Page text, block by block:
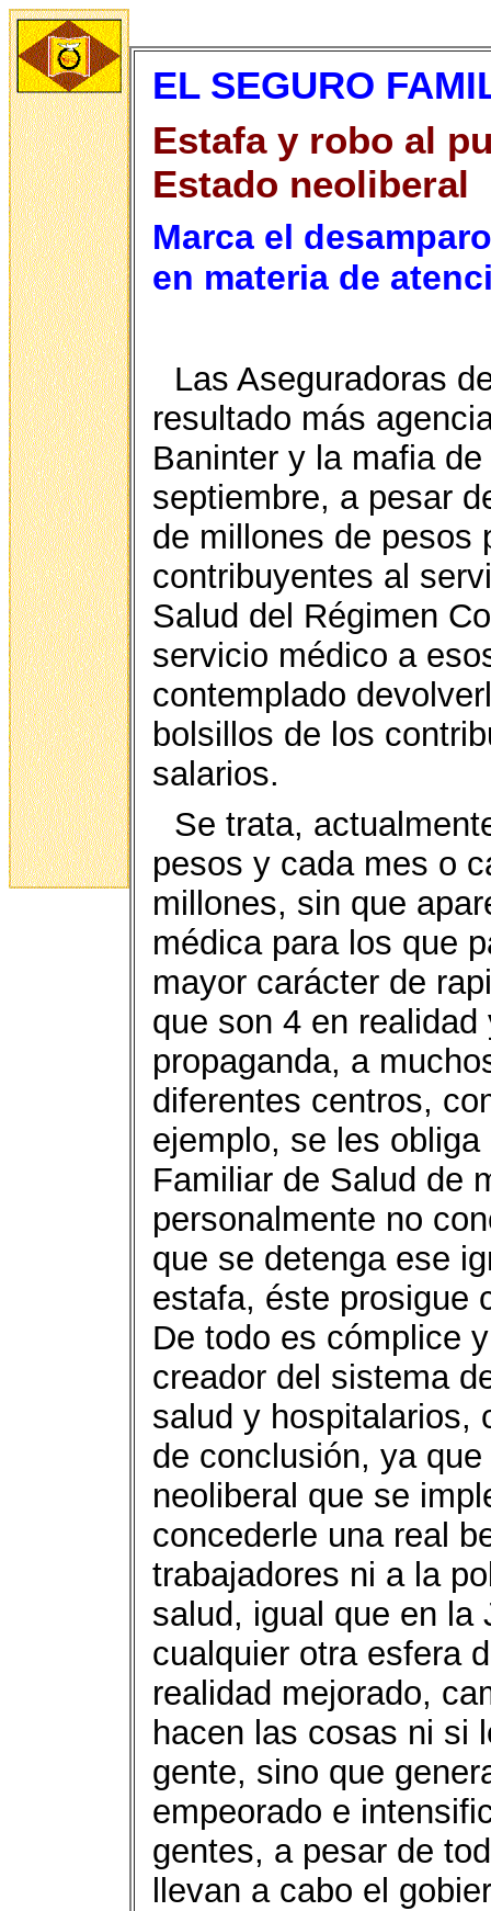
EL SEGURO
Estafa y robo al
Estado neoliberal
Marca el
en materia de
Las Aseguradoras
resultado más
Baninter y la mafia
septiembre, a pesar
de millones de pesos
contribuyentes al
Salud del Régimen
servicio médico a
contemplado
bolsillos de los
salarios.
Se trata,
pesos y cada mes o
millones, sin que
médica para los que
mayor carácter de
que son 4 en
propaganda, a
diferentes centros,
ejemplo, se les
Familiar de Salud de
personalmente no
que se detenga ese
estafa, éste prosigue
De todo es cómplice
creador del sistema
salud y hospitalarios,
de conclusión, ya
neoliberal que se
concederle una real
trabajadores ni a la
salud, igual que en la
cualquier otra esfera
realidad mejorado,
hacen las cosas ni si
gente, sino que
empeorado e
gentes, a pesar de
llevan a cabo el